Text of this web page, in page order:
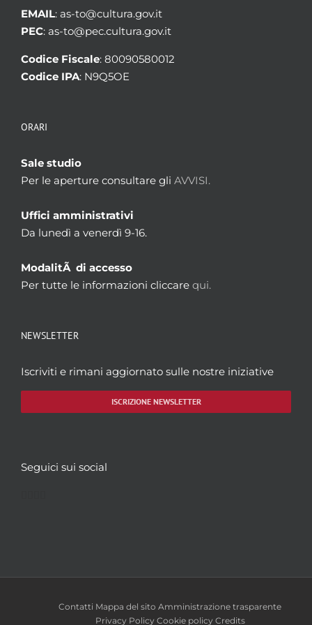
Paesi in genere per province [Inventario n.
176.3]
Aggregazioni associate al record corrente
Temi
EMAIL: as-to@cultura.gov.it
PEC: as-to@pec.cultura.gov.it
Codice Fiscale: 80090580012
Codice IPA: N9Q5OE
ORARI
Sale studio
Per le aperture consultare gli AVVISI.
Uffici amministrativi
Da lunedì a venerdì 9-16.
ModalitÃ di accesso
Per tutte le informazioni cliccare qui.
NEWSLETTER
Iscriviti e rimani aggiornato sulle nostre iniziative
ISCRIZIONE NEWSLETTER
Seguici sui social
Contatti Mappa del sito Amministrazione trasparente
Privacy Policy Cookie policy Credits